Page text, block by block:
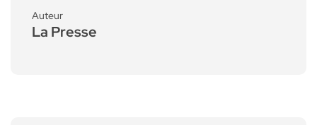
Auteur
La Presse